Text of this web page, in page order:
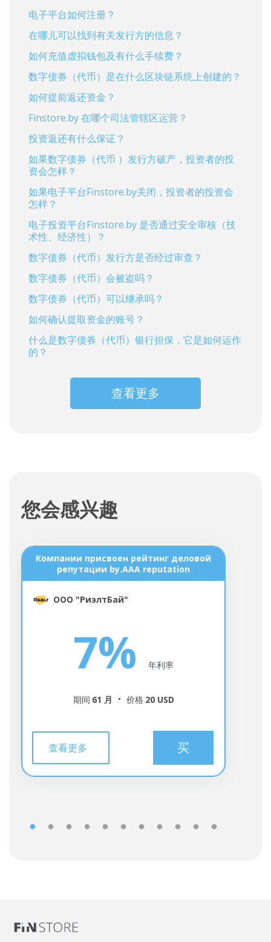
电子平台如何注册？
在哪儿可以找到有关发行方的信息？
如何充值虚拟钱包及有什么手续费？
数字债券（代币）是在什么区块链系统上创建的？
如何提前返还资金？
Finstore.by 在哪个司法管辖区运营？
投资返还有什么保证？
如果数字债券（代币 ）发行方破产，投资者的投
资会怎样？
如果电子平台Finstore.by关闭，投资者的投资会
怎样？
电子投资平台Finstore.by 是否通过安全审核（技
术性、经济性）？
数字债券（代币）发行方是否经过审查？
数字债券（代币）会被盗吗？
数字债券（代币）可以继承吗？
如何确认提取资金的账号？
什么是数字债券（代币）银行担保，它是如何运作
的？
查看更多
您会感兴趣
Компании присвоен рейтинг деловой
репутации by.ААА reputation
ООО "РиэлтБай"
7% 年利率
期间 61 月 价格 20 USD
查看更多 买